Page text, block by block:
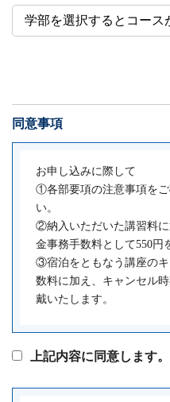
同意事項
お申し込みに際して
①各部要項の注意事項を
い。
②納入いただいた講習料
金事務手数料として550円
③宿泊をともなう講座の
数料に加え、キャンセル
戴いたします。
上記内容に同意します。